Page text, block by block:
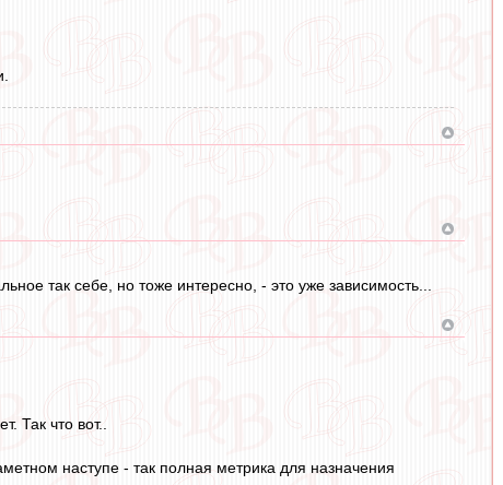
так себе, но тоже интересно, - это уже зависимость...
Так что вот..
наступе - так полная метрика для назначения